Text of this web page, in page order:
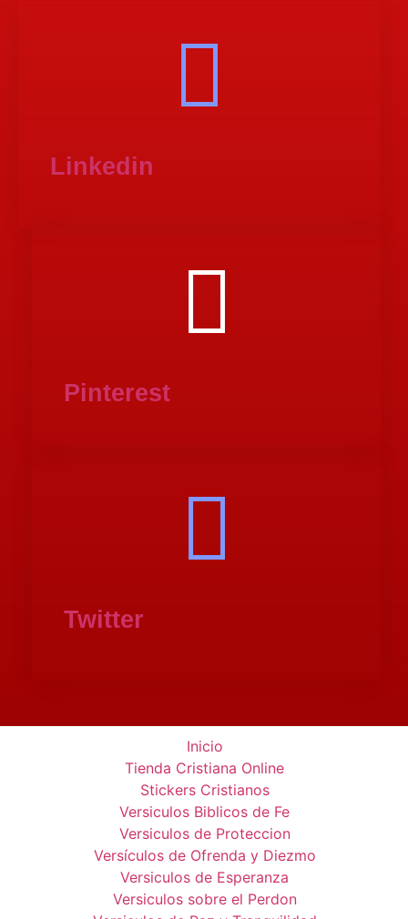
Linkedin
Pinterest
Twitter
Inicio
Tienda Cristiana Online
Stickers Cristianos
Versiculos Biblicos de Fe
Versiculos de Proteccion
Versículos de Ofrenda y Diezmo
Versiculos de Esperanza
Versiculos sobre el Perdon